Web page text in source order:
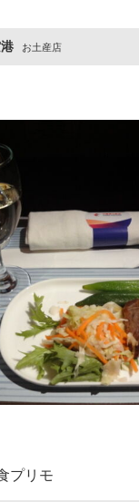
お土産店
プリモ